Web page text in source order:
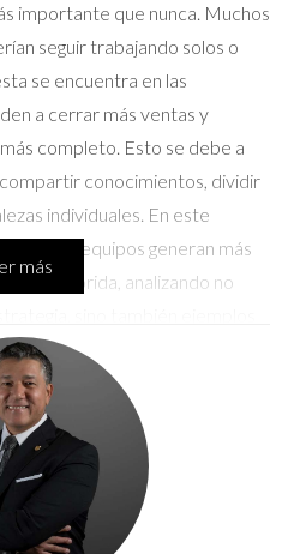
importante que nunca. Muchos
seguir trabajando solos o
se encuentra en las
a cerrar más ventas y
completo. Esto se debe a
conocimientos, dividir
individuales. En este
los equipos generan más
en Florida, analizando no
en Equipo
beneficios que van más allá
Aquí te presentamos
más